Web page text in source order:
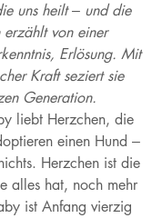
uns heilt – und die
erzählt von einer
Erlösung. Mit
Kraft seziert sie
Generation.
liebt Herzchen, die
einen Hund –
Herzchen ist die
alles hat, noch mehr
ist Anfang vierzig